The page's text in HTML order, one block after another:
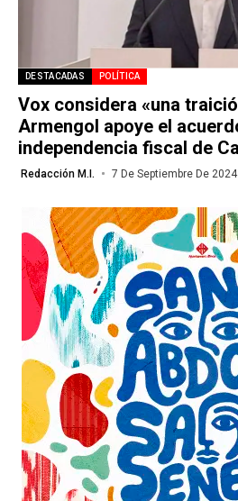
DESTACADAS POLÍTICA
Vox considera «una
Armengol apoye el
independencia fiscal de
Redacción M.I. 7 De Septiembre De 2024